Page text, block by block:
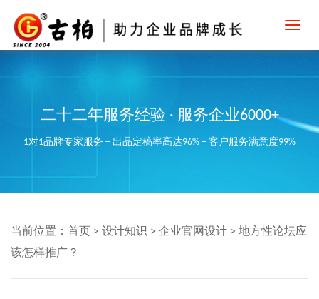
二十二年服务经验 · 服务企业6000+
1对1品牌专家服务 + 出品定稿率高达96% + 客户服务满意度99%
当前位置： 首页 > 设计知识 > 企业官网设计 > 地方性论坛应
该怎样推广？